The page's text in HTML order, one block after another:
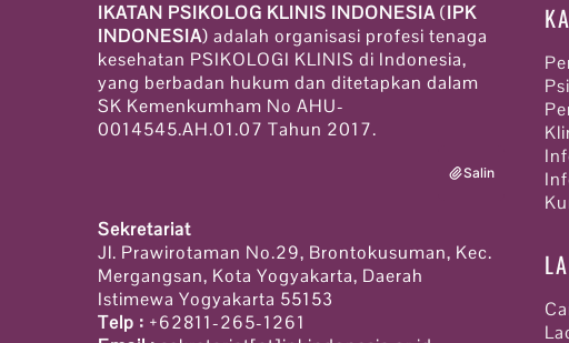
IKATAN PSIKOLOG KLINIS INDONESIA(IPK
INDONESIA) adalah organisasi profesi tenaga
kesehatan PSIKOLOGI KLINIS di Indonesia,
yang berbadan hukum dan ditetapkan dalam
SK Kemenkumham No AHU-
0014545.AH.01.07 Tahun 2017.
Salin
Sekretariat
Jl. Prawirotaman No.29, Brontokusuman, Kec.
Mergangsan, Kota Yogyakarta, Daerah
Istimewa Yogyakarta 55153
Telp : +62811-265-1261